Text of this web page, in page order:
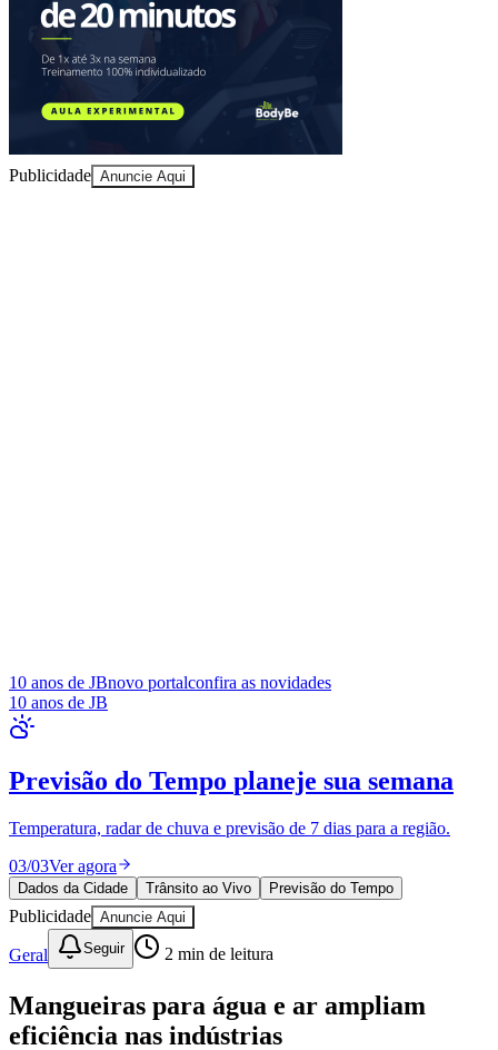
Publicidade Anuncie Aqui
10 anos de JBnovo portalconfira as novidades
10 anos de JB
Dados da Cidade indicadores e
Orçamento municipal, indicadores sociais e dados de transparência
pública.
01/03Consultar
Dados da Cidade Trânsito ao Vivo
Publicidade Anuncie Aqui
Geral Seguir 2min de leitura